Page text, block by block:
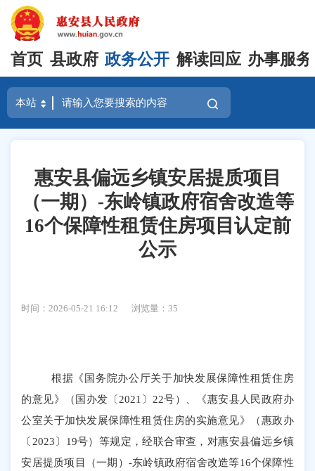
首页 县政府 政务公开 解读回应 办事服务
惠安县偏远乡镇安居提质项目
（一期）-东岭镇政府宿舍改造等
16个保障性租赁住房项目认定前
公示
时间：2026-05-21 16:12 浏览量：35
根据《国务院办公厅关于加快发展保障性租赁住房
的意见》（国办发〔2021 〕 22号）、《惠安县人民政府办
公室关于加快发展保障性租赁住房的实施意见》（惠政办
〔 2023〕 19号） 等规定，经联合审查， 对惠安县偏远乡镇
安居提质项目（一期） -东岭镇政府宿舍改造等16个保障性